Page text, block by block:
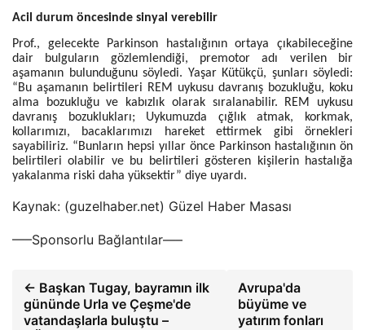
Acil durum öncesinde sinyal verebilir
Prof., gelecekte Parkinson hastalığının ortaya çıkabileceğine
dair bulguların gözlemlendiği, premotor adı verilen bir
aşamanın bulunduğunu söyledi. Yaşar Kütükçü, şunları söyledi:
“Bu aşamanın belirtileri REM uykusu davranış bozukluğu, koku
alma bozukluğu ve kabızlık olarak sıralanabilir. REM uykusu
davranış bozuklukları; Uykumuzda çığlık atmak, korkmak,
kollarımızı, bacaklarımızı hareket ettirmek gibi örnekleri
sayabiliriz. “Bunların hepsi yıllar önce Parkinson hastalığının ön
belirtileri olabilir ve bu belirtileri gösteren kişilerin hastalığa
yakalanma riski daha yüksektir” diye uyardı.
Kaynak: (guzelhaber.net) Güzel Haber Masası
—–Sponsorlu Bağlantılar—–
← Başkan Tugay, bayramın ilk
gününde Urla ve Çeşme'de
vatandaşlarla buluştu –
Avrupa'da
büyüme ve
yatırım fonları